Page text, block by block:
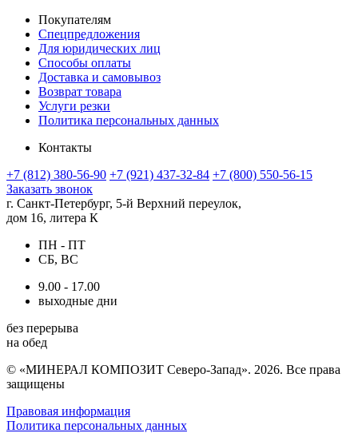
Покупателям
Спецпредложения
Для юридических лиц
Способы оплаты
Доставка и самовывоз
Возврат товара
Услуги резки
Политика персональных данных
Контакты
+7 (812) 380-56-90 +7 (921) 437-32-84 +7 (800) 550-56-15
Заказать звонок
г. Санкт-Петербург, 5-й Верхний переулок,
дом 16, литера К
ПН - ПТ
СБ, ВС
9.00 - 17.00
выходные дни
без перерыва
на обед
© «МИНЕРАЛ КОМПОЗИТ Северо-Запад». 2026. Все права
защищены
Правовая информация
Политика персональных данных